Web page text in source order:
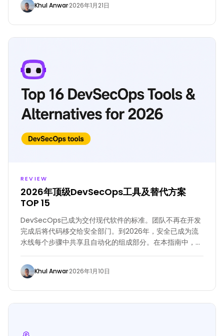
Khul Anwar·2026年1月21日
REVIEW
2026年顶级DevSecOps工具及替代方案
TOP 15
DevSecOps已成为交付现代软件的标准。团队不再在开发
完成后将代码移交给安全部门。到2026年，安全已成为流
水线每个步骤中共享且自动化的组成部分。在本指南中，我
每个工具的功能、优缺点以及它所替代的具体传统解决方
案。Khul Anwar·2026年1月10日